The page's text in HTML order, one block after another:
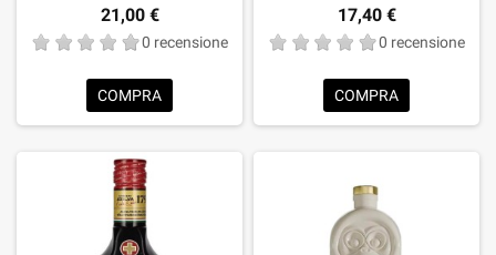
21,00 €
0 recensione
COMPRA
17,40 €
0 recensione
COMPRA